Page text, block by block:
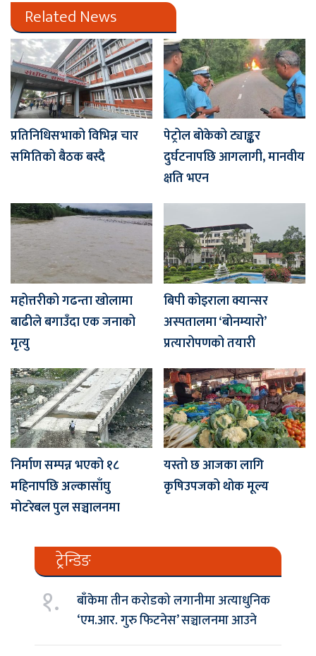
Related News
प्रतिनिधिसभाको विभिन्न चार
समितिको बैठक बस्दै
पेट्रोल बोकेको ट्याङ्कर
दुर्घटनापछि आगलागी, मानवीय
क्षति भएन
महोत्तरीको गढन्ता खोलामा
बाढीले बगाउँदा एक जनाको
मृत्यु
बिपी कोइराला क्यान्सर
अस्पतालमा ‘बोनम्यारो’
प्रत्यारोपणको तयारी
निर्माण सम्पन्न भएको १८
महिनापछि अल्कासाँघु
मोटरेबल पुल सञ्चालनमा
यस्तो छ आजका लागि
कृषिउपजको थोक मूल्य
ट्रेन्डिङ
१.
बाँकेमा तीन करोडको लगानीमा अत्याधुनिक
‘एम.आर. गुरु फिटनेस’ सञ्चालनमा आउने